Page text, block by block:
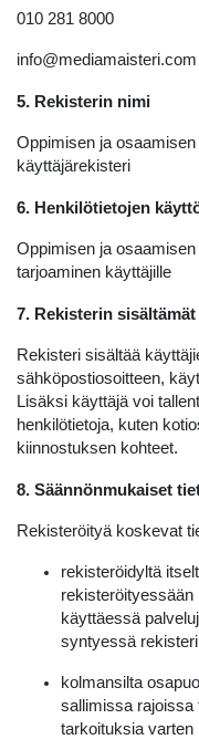
010 281 8000
info@mediamaisteri.com
5. Rekisterin nimi
Oppimisen ja
käyttäjärekisteri
6. Henkilötietojen
Oppimisen ja
tarjoaminen käyttäjille
7. Rekisterin
Rekisteri sisältää
sähköpostiosoitteen,
Lisäksi käyttäjä voi
henkilötietoja, kuten
kiinnostuksen kohteet.
8. Säännönmukaiset
Rekisteröityä koskevat
rekisteröidyltä
käyttäessä
syntyessä
kolmansilta
sallimissa
tarkoituksia varten